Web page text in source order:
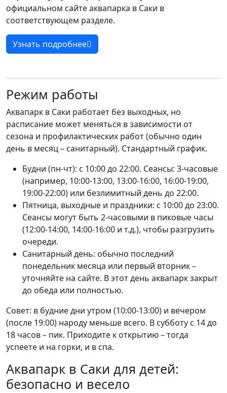
официальном сайте аквапарка в Саки в
соответствующем разделе.
Узнать подробнее
Режим работы
Аквапарк в Саки работает без выходных, но
расписание может меняться в зависимости от
сезона и профилактических работ (обычно один
день в месяц – санитарный). Стандартный график.
Будни (пн-чт): с 10:00 до 22:00. Сеансы: 3-часовые
(например, 10:00-13:00, 13:00-16:00, 16:00-19:00,
19:00-22:00) или безлимитный день до 22:00.
Пятница, выходные и праздники: с 10:00 до 23:00.
Сеансы могут быть 2-часовыми в пиковые часы
(12:00-14:00, 14:00-16:00 и т.д.), чтобы разгрузить
очереди.
Санитарный день: обычно последний
понедельник месяца или первый вторник –
уточняйте на сайте. В этот день аквапарк закрыт
до обеда или полностью.
Совет: в будние дни утром (10:00-13:00) и вечером
(после 19:00) народу меньше всего. В субботу с 14 до
18 часов – пик. Приходите к открытию – тогда
успеете и на горки, и в спа.
Аквапарк в Саки для детей:
безопасно и весело